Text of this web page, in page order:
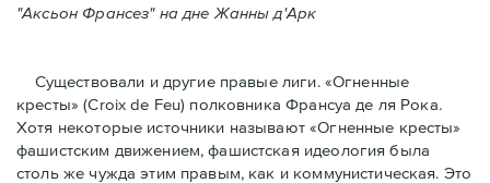
"Аксьон Франсез" на дне Жанны д'Арк
Существовали и другие правые лиги. «Огненные
кресты» (Croix de Feu) полковника Франсуа де ля Рока.
Хотя некоторые источники называют «Огненные крeсты»
фашистским движением, фашистская идеология была
столь же чужда этим правым, как и коммунистическая. Это